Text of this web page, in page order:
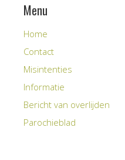
Menu
Home
Contact
Misintenties
Informatie
Bericht van overlijden
Parochieblad